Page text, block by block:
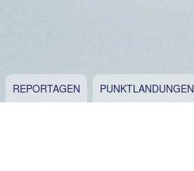
REPORTAGEN PUNKTLANDUNGEN